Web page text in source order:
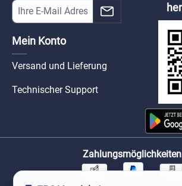
Mein Konto
Versand und Lieferung
Technischer Support